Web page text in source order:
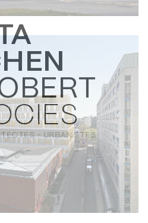
- URBANISTES